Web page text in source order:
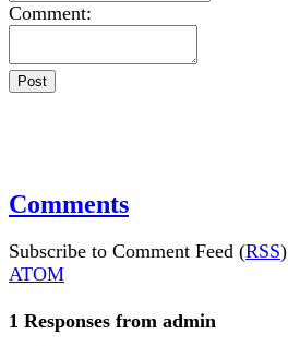
Comment:
Comments
Subscribe to Comment Feed (RSS)
ATOM
1 Responses from admin